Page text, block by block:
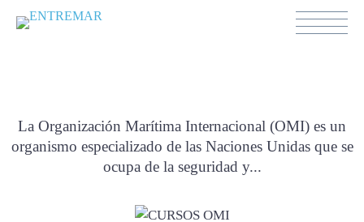
La Organización Marítima Internacional (OMI) es un
organismo especializado de las Naciones Unidas que se
ocupa de la seguridad y...